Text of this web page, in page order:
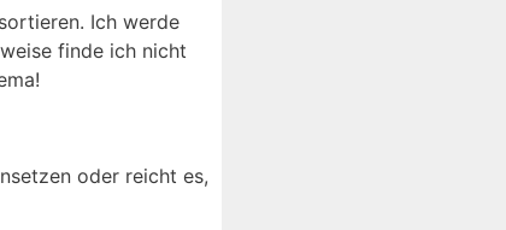
Ich werde
finde ich nicht
oder reicht es,